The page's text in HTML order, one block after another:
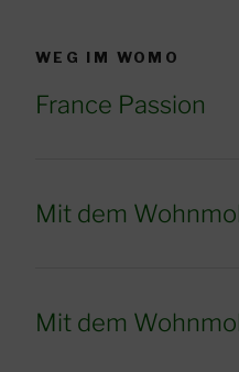
WEG IM WOMO
France Passion
Mit dem
Mit dem